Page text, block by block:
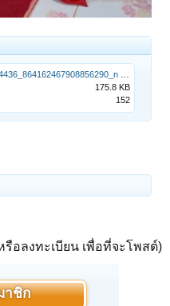
261360418_3532774383514436_864162467908856290_n - Copy (2).jpg
175.8 KB
152
อลงทะเบียน เพื่อที่จะโพสต์)
าชิก